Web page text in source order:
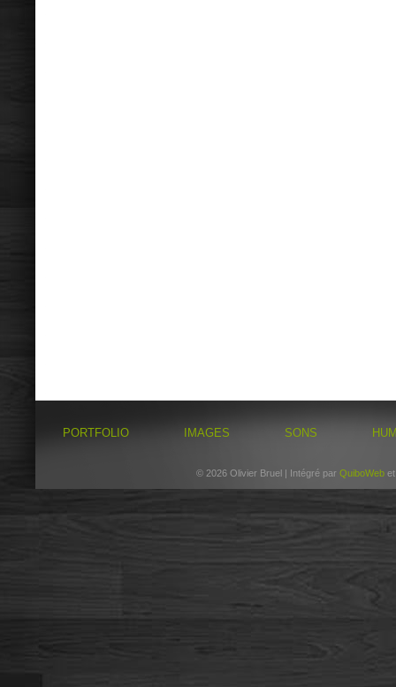
PORTFOLIO IMAGES SONS
© 2026 Olivier Bruel | Intégré par QuiboWeb